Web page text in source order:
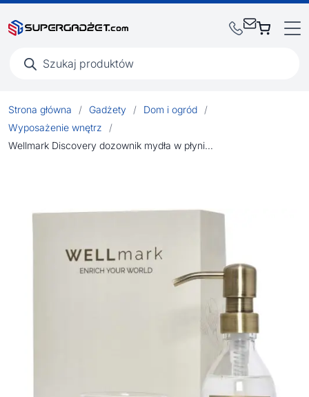
produktów
Strona główna / Gadżety / Dom i ogród
/
Wyposażenie wnętrz
/
Wellmark Discovery dozownik mydła w płynie o pojemności 250 ml i zestaw świec zapachowych 150 g